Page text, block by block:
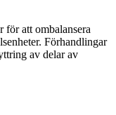
för att ombalansera
Förhandlingar
av delar av